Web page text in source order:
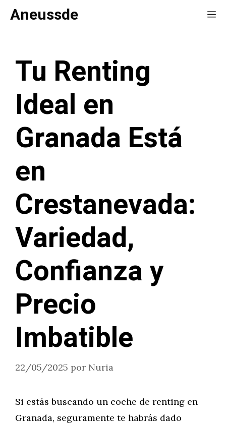
SaltarAneussde
Tu Renting
Ideal en
Granada Está
en
Crestanevada:
Variedad,
Confianza y
Precio
Imbatible
22/05/2025 por Nuria
Si estás buscando un coche de renting en
Granada, seguramente te habrás dado